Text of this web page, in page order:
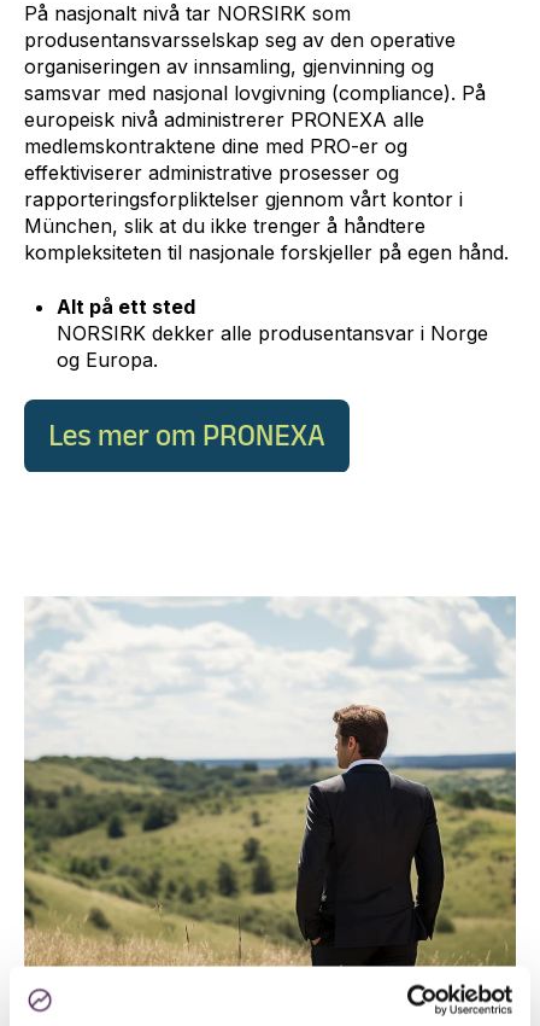
På nasjonalt nivå tar NORSIRK som
produsentansvarsselskap seg av den operative
organiseringen av innsamling, gjenvinning og
samsvar med nasjonal lovgivning (compliance). På
europeisk nivå administrerer PRONEXA alle
medlemskontraktene dine med PRO-er og
effektiviserer administrative prosesser og
rapporteringsforpliktelser gjennom vårt kontor i
München, slik at du ikke trenger å håndtere
kompleksiteten til nasjonale forskjeller på egen hånd.
Alt på ett sted
NORSIRK dekker alle produsentansvar i Norge
og Europa.